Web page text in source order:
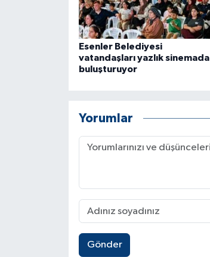
Esenler Belediyesi
vatandaşları yazlık sinemada
buluşturuyor
Yorumlar
Gönder